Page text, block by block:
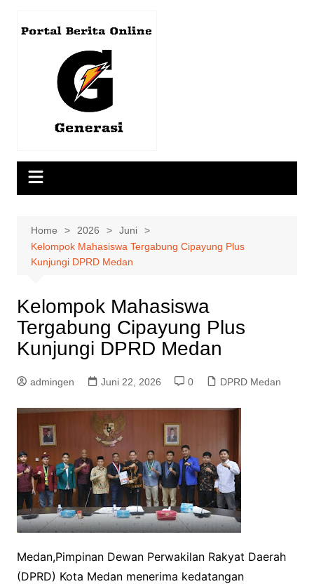
Home 2026
Juni
Kelompok Mahasiswa Tergabung Cipayung Plus
Kunjungi DPRD Medan
Kelompok Mahasiswa
Tergabung Cipayung Plus
Kunjungi DPRD Medan
admingen Juni 22, 2026 0 DPRD Medan
Medan,Pimpinan Dewan Perwakilan Rakyat Daerah
(DPRD) Kota Medan menerima kedatangan